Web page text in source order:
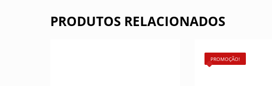
PRODUTOS RELACIONADOS
PROMOÇÃO!